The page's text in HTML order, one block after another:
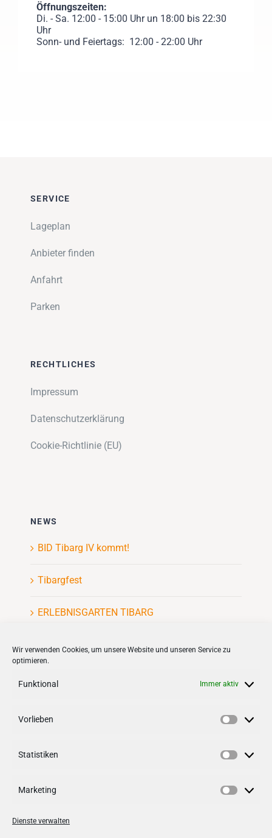
Wir verwenden Cookies, um unsere Website und unseren Service zu
optimieren.
Funktional Immer aktiv
Vorlieben
Statistiken
Marketing
Dienste verwalten
Öffnungszeiten:
Di. - Sa. 12:00 - 15:00 Uhr un 18:00 bis 22:30
Uhr
Sonn- und Feiertags: 12:00 - 22:00 Uhr
SERVICE
Lageplan
Anbieter finden
Anfahrt
Parken
RECHTLICHES
Impressum
Datenschutzerklärung
Cookie-Richtlinie (EU)
NEWS
BID Tibarg IV kommt!
Tibargfest
ERLEBNISGARTEN TIBARG
Kinderflohmarkt
Follow us on